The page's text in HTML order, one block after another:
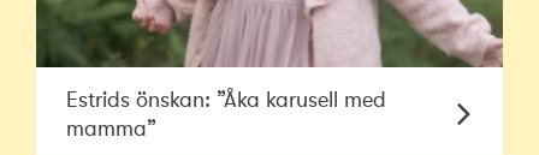
Estrids önskan: ”Åka karusell med
mamma”